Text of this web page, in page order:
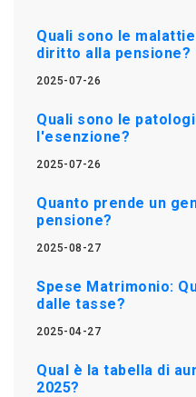
Quali sono le
diritto alla pensione?
2025-07-26
Quali sono le
l'esenzione?
2025-07-26
Quanto prende un
pensione?
2025-08-27
Spese Matrimonio:
dalle tasse?
2025-04-27
Qual è la tabella di
2025?